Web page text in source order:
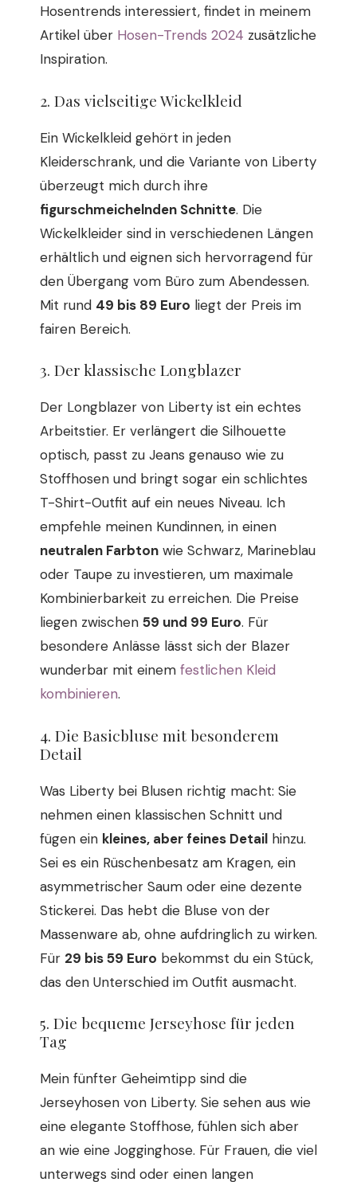
Hosentrends interessiert, findet in meinem
Artikel über Hosen-Trends 2024 zusätzliche
Inspiration.
2. Das vielseitige Wickelkleid
Ein Wickelkleid gehört in jeden
Kleiderschrank, und die Variante von Liberty
überzeugt mich durch ihre
figurschmeichelnden Schnitte. Die
Wickelkleider sind in verschiedenen Längen
erhältlich und eignen sich hervorragend für
den Übergang vom Büro zum Abendessen.
Mit rund 49 bis 89 Euro liegt der Preis im
fairen Bereich.
3. Der klassische Longblazer
Der Longblazer von Liberty ist ein echtes
Arbeitstier. Er verlängert die Silhouette
optisch, passt zu Jeans genauso wie zu
Stoffhosen und bringt sogar ein schlichtes
T-Shirt-Outfit auf ein neues Niveau. Ich
empfehle meinen Kundinnen, in einen
neutralen Farbton wie Schwarz, Marineblau
oder Taupe zu investieren, um maximale
Kombinierbarkeit zu erreichen. Die Preise
liegen zwischen 59 und 99 Euro. Für
besondere Anlässe lässt sich der Blazer
wunderbar mit einem festlichen Kleid
kombinieren.
4. Die Basicbluse mit besonderem
Detail
Was Liberty bei Blusen richtig macht: Sie
nehmen einen klassischen Schnitt und
fügen ein kleines, aber feines Detail hinzu.
Sei es ein Rüschenbesatz am Kragen, ein
asymmetrischer Saum oder eine dezente
Stickerei. Das hebt die Bluse von der
Massenware ab, ohne aufdringlich zu wirken.
Für 29 bis 59 Euro bekommst du ein Stück,
das den Unterschied im Outfit ausmacht.
5. Die bequeme Jerseyhose für jeden
Tag
Mein fünfter Geheimtipp sind die
Jerseyhosen von Liberty. Sie sehen aus wie
eine elegante Stoffhose, fühlen sich aber
an wie eine Jogginghose. Für Frauen, die viel
unterwegs sind oder einen langen